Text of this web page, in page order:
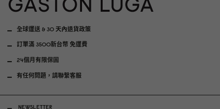
全球運送 & 30 天內退貨政策
訂單滿 3500新台幣 免運費
24個月有限保固
有任何問題，請聯繫客服
NEWSLETTER